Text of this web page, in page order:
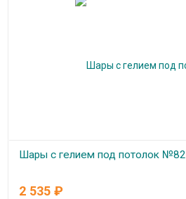
Шары с гелием под потолок №82
2 535 ₽